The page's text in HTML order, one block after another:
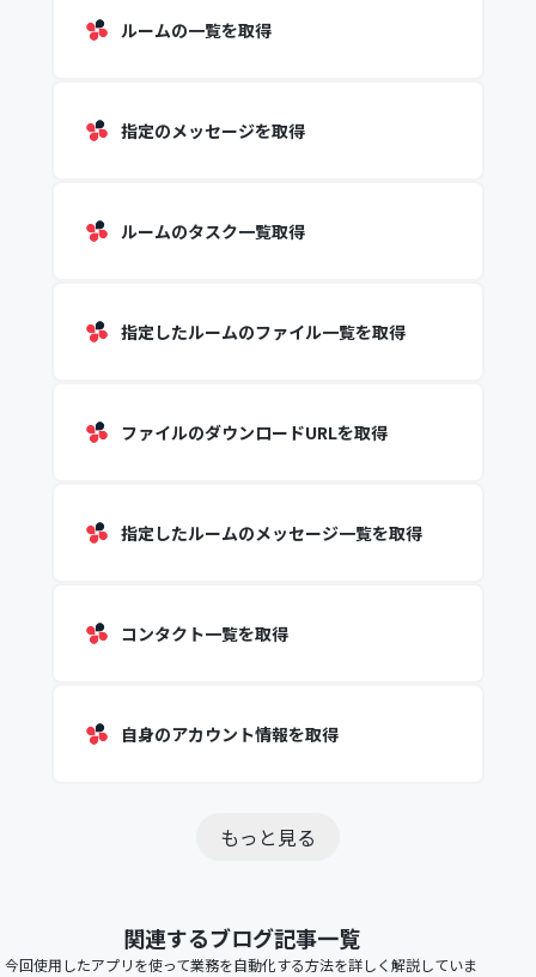
ルームの一覧を取得
指定のメッセージを取得
ルームのタスク一覧取得
指定したルームのファイル一覧を取得
ファイルのダウンロードURLを取得
指定したルームのメッセージ一覧を取得
コンタクト一覧を取得
自身のアカウント情報を取得
もっと見る
関連するブログ記事一覧
今回使用したアプリを使って業務を自動化する方法を詳しく解説していま